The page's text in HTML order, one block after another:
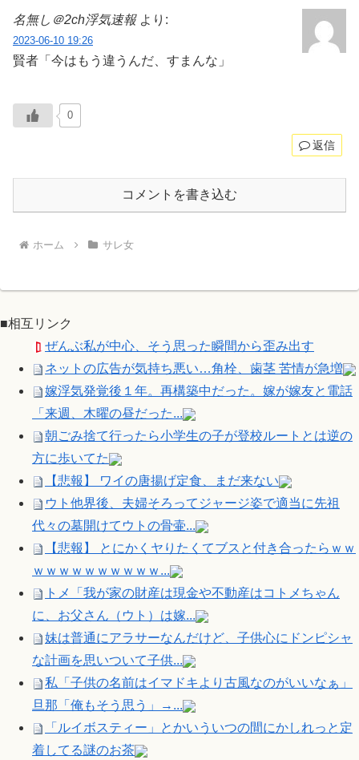
名無し＠2ch浮気速報 より:
2023-06-10 19:26
賢者「今はもう違うんだ、すまんな」
0
返信
コメントを書き込む
ホーム サレ女
■相互リンク
ぜんぶ私が中心、そう思った瞬間から歪み出す
ネットの広告が気持ち悪い…角栓、歯茎 苦情が急増
嫁浮気発覚後１年。再構築中だった。嫁が嫁友と電話
「来週、木曜の昼だった...
朝ごみ捨て行ったら小学生の子が登校ルートとは逆の
方に歩いてた
【悲報】 ワイの唐揚げ定食、まだ来ない
ウト他界後、夫婦そろってジャージ姿で適当に先祖
代々の墓開けてウトの骨壷...
【悲報】 とにかくヤりたくてブスと付き合ったらｗｗ
ｗｗｗｗｗｗｗｗｗｗ...
トメ「我が家の財産は現金や不動産はコトメちゃん
に、お父さん（ウト）は嫁...
妹は普通にアラサーなんだけど、子供心にドンピシャ
な計画を思いついて子供...
私「子供の名前はイマドキより古風なのがいいなぁ」
旦那「俺もそう思う」→...
「ルイボスティー」とかいういつの間にかしれっと定
着してる謎のお茶